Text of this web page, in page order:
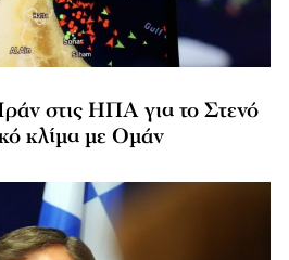
στις ΗΠΑ για το Στενό
κλίμα με Ομάν